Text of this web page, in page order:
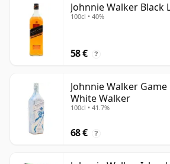
Johnnie Walker Black
100cl • 40%
58 € ?
Johnnie Walker
White Walker
100cl • 41.7%
68 € ?